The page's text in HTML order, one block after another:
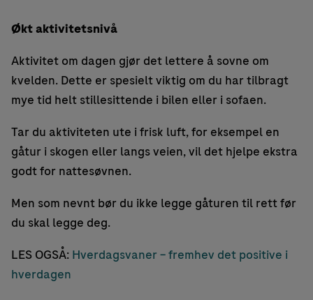
Økt aktivitetsnivå
Aktivitet om dagen gjør det lettere å sovne om
kvelden. Dette er spesielt viktig om du har tilbragt
mye tid helt stillesittende i bilen eller i sofaen.
Tar du aktiviteten ute i frisk luft, for eksempel en
gåtur i skogen eller langs veien, vil det hjelpe ekstra
godt for nattesøvnen.
Men som nevnt bør du ikke legge gåturen til rett før
du skal legge deg.
LES OGSÅ: Hverdagsvaner – fremhev det positive i
hverdagen